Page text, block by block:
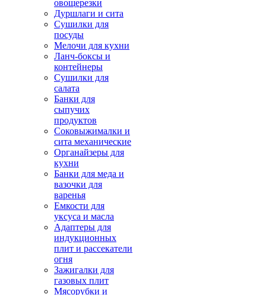
овощерезки
Дуршлаги и сита
Сушилки для
посуды
Мелочи для кухни
Ланч-боксы и
контейнеры
Сушилки для
салата
Банки для
сыпучих
продуктов
Соковыжималки и
сита механические
Органайзеры для
кухни
Банки для меда и
вазочки для
варенья
Емкости для
уксуса и масла
Адаптеры для
индукционных
плит и рассекатели
огня
Зажигалки для
газовых плит
Мясорубки и